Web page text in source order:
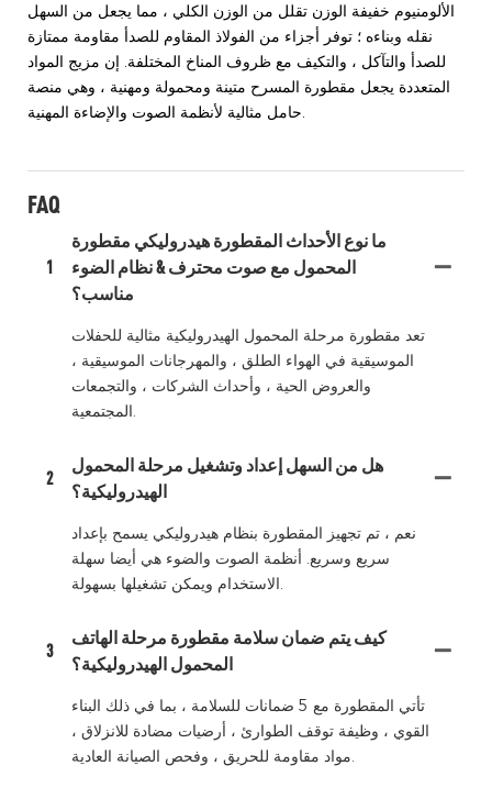
الألومنيوم خفيفة الوزن تقلل من الوزن الكلي ، مما يجعل من السهل
نقله وبناءه ؛ توفر أجزاء من الفولاذ المقاوم للصدأ مقاومة ممتازة
للصدأ والتآكل ، والتكيف مع ظروف المناخ المختلفة. إن مزيج المواد
المتعددة يجعل مقطورة المسرح متينة ومحمولة ومهنية ، وهي منصة
حامل مثالية لأنظمة الصوت والإضاءة المهنية.
FAQ
1
ما نوع الأحداث المقطورة هيدروليكي مقطورة
المحمول مع صوت محترف & نظام الضوء
مناسب؟
تعد مقطورة مرحلة المحمول الهيدروليكية مثالية للحفلات
الموسيقية في الهواء الطلق ، والمهرجانات الموسيقية ،
والعروض الحية ، وأحداث الشركات ، والتجمعات
المجتمعية.
2
هل من السهل إعداد وتشغيل مرحلة المحمول
الهيدروليكية؟
نعم ، تم تجهيز المقطورة بنظام هيدروليكي يسمح بإعداد
سريع وسريع. أنظمة الصوت والضوء هي أيضا سهلة
الاستخدام ويمكن تشغيلها بسهولة.
3
كيف يتم ضمان سلامة مقطورة مرحلة الهاتف
المحمول الهيدروليكية؟
تأتي المقطورة مع 5 ضمانات للسلامة ، بما في ذلك البناء
القوي ، وظيفة توقف الطوارئ ، أرضيات مضادة للانزلاق ،
مواد مقاومة للحريق ، وفحص الصيانة العادية.